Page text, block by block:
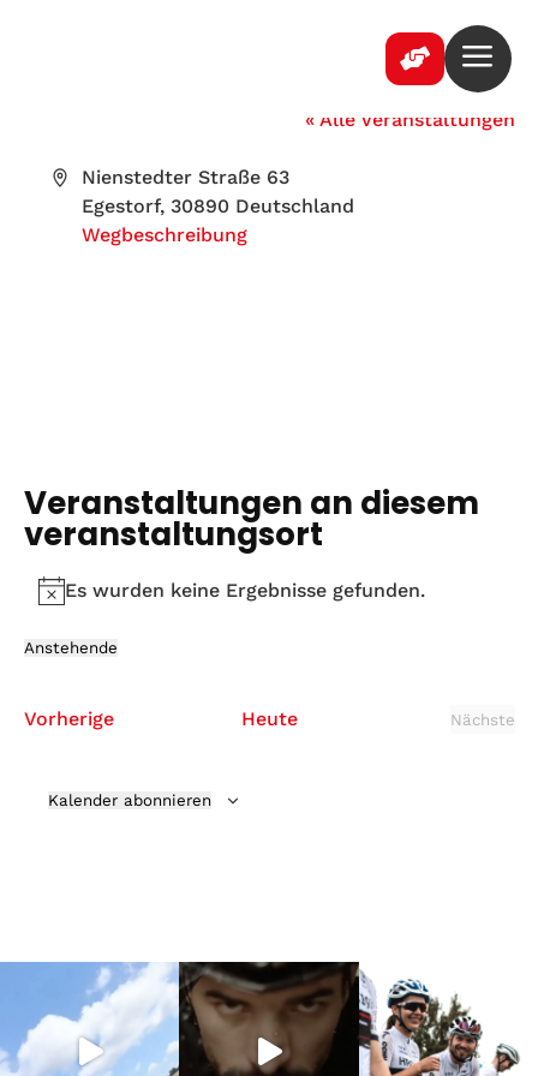
 a
« Alle Veranstaltungen
Adresse
Nienstedter Straße 63
Egestorf, 30890 Deutschland
Wegbeschreibung
Veranstaltungen an diesem
veranstaltungsort
Hinweis
Es wurden keine Ergebnisse gefunden.
Anstehende
VorherigeVeranstaltungenHeute
Nächste
Kalender abonnieren